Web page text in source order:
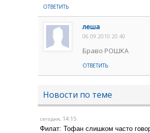
ОТВЕТИТЬ
леша
06.09.2010 20:40
Браво РОШКА
ОТВЕТИТЬ
Новости по теме
сегодня, 14:15
Филат: Тофан слишком часто